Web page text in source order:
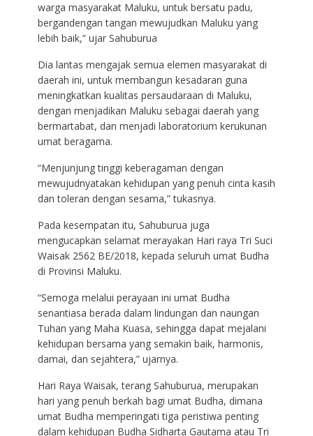
warga masyarakat Maluku, untuk bersatu padu,
bergandengan tangan mewujudkan Maluku yang
lebih baik,” ujar Sahuburua
Dia lantas mengajak semua elemen masyarakat di
daerah ini, untuk membangun kesadaran guna
meningkatkan kualitas persaudaraan di Maluku,
dengan menjadikan Maluku sebagai daerah yang
bermartabat, dan menjadi laboratorium kerukunan
umat beragama.
“Menjunjung tinggi keberagaman dengan
mewujudnyatakan kehidupan yang penuh cinta kasih
dan toleran dengan sesama,” tukasnya.
Pada kesempatan itu, Sahuburua juga
mengucapkan selamat merayakan Hari raya Tri Suci
Waisak 2562 BE/2018, kepada seluruh umat Budha
di Provinsi Maluku.
“Semoga melalui perayaan ini umat Budha
senantiasa berada dalam lindungan dan naungan
Tuhan yang Maha Kuasa, sehingga dapat mejalani
kehidupan bersama yang semakin baik, harmonis,
damai, dan sejahtera,” ujarnya.
Hari Raya Waisak, terang Sahuburua, merupakan
hari yang penuh berkah bagi umat Budha, dimana
umat Budha memperingati tiga peristiwa penting
dalam kehidupan Budha Sidharta Gautama atau Tri